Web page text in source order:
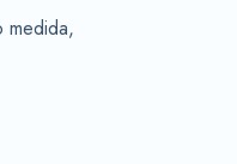
medida,